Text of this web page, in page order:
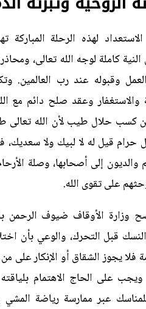
لهذه الرحلة المباركة
كاملة لوجه الله تعالى،
وقبوله عند رب العالمين.
والاستغفار وعقد صلح دائم مع
كسب حلال طيب لأن الله تعالى
حرام قيل له لا لبيك ولا سعديك،
والديون إلى أصحابها، وصلة
على تقوى الله.
وزارة الأوقاف ضيوف الرحمن
قبل التحرك، والوعي بأن
فلا يجوز الشقاق أو الإنكار على
على الحاج الاهتمام
عبر ممارسة رياضة